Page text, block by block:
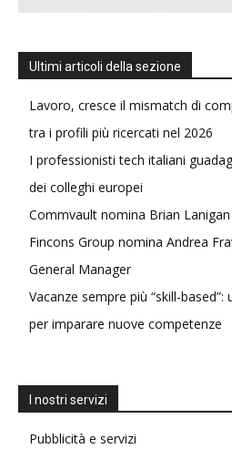
Ultimi articoli della sezione
Lavoro, cresce il mismatch di
tra i profili più ricercati nel 2026
I professionisti tech italiani
dei colleghi europei
Commvault nomina Brian
Fincons Group nomina Andrea
General Manager
Vacanze sempre più “skill-
per imparare nuove competenze
I nostri servizi
Pubblicità e servizi